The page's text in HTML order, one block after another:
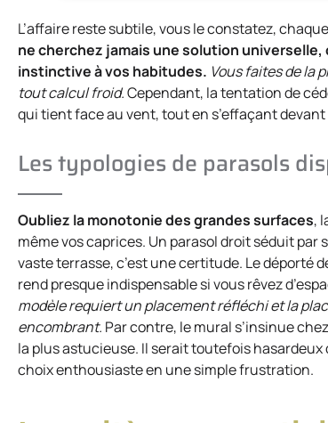
L’affaire reste subtile, vous le constatez,
ne cherchez jamais une solution
instinctive à vos habitudes. Vous faites de la
tout calcul froid.Cependant, la tentation de
qui tient face au vent, tout en s’effaçant devant
Les typologies de parasols
Oubliez la monotonie des grandes surfaces,
même vos caprices. Un parasol droit séduit
vaste terrasse, c’est une certitude. Le déporté
rend presque indispensable si vous rêvez
modèle requiert un placement réfléchi et la
encombrant. Par contre, le mural s’insinue
la plus astucieuse. Il serait toutefois
choix enthousiaste en une simple frustration.